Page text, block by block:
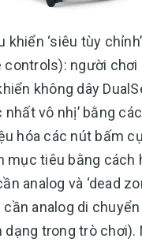
khiển ‘siêu tùy
người chơi
không dây
nhất vô nhị’ bằng
hóa các nút bấm
mục tiêu bằng cách
analog và ‘dead
analog di
trong trò chơi).